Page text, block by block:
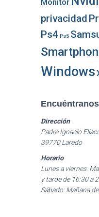
Monitor
privacidad
Ps4 Ps5
Windows
Encuéntranos
Dirección
Padre Ignacio
39770 Laredo
Horario
Lunes a viernes:
y tarde de 16:30 a
Sábado: Mañana